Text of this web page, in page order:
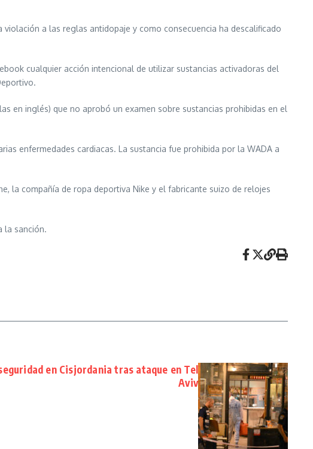
a las reglas antidopaje y como consecuencia ha descalificado
cualquier acción intencional de utilizar sustancias activadoras del
en inglés) que no aprobó un examen sobre sustancias prohibidas en el
enfermedades cardiacas. La sustancia fue prohibida por la WADA a
la compañía de ropa deportiva Nike y el fabricante suizo de relojes
la sanción.
en Cisjordania tras ataque en Tel
Aviv